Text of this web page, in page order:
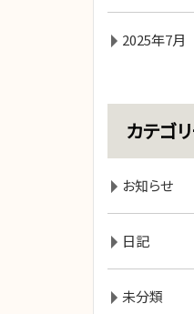
2025年7月
カテゴ
お知らせ
日記
未分類